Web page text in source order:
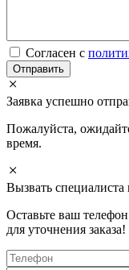
Cогласен с
Отправить
Заявка успешно
Пожалуйста,
время.
Вызвать специалиста
Оставьте ваш
для уточнения заказа!